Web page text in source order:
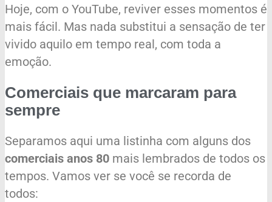
Hoje, com o YouTube, reviver esses momentos é
mais fácil. Mas nada substitui a sensação de ter
vivido aquilo em tempo real, com toda a
emoção.
Comerciais que marcaram para
sempre
Separamos aqui uma listinha com alguns dos
comerciais anos 80 mais lembrados de todos os
tempos. Vamos ver se você se recorda de
todos: